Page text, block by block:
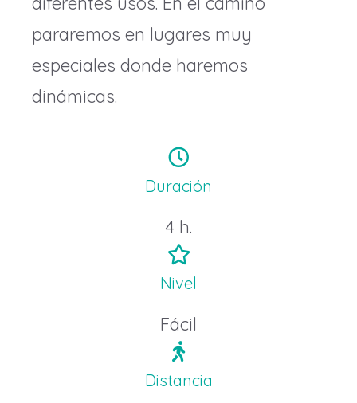
pararemos en lugares muy
especiales donde haremos
dinámicas.
Duración
4 h.
Nivel
Fácil
Distancia